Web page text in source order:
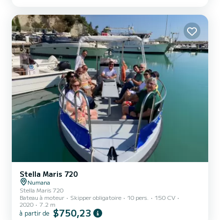
douche. Ce bateau est équipé d'une grand-voile sur enrouleur et
d'un génois sur enrouleur. Il dis...
Stella Maris 720
Numana
Stella Maris 720
Bateau à moteur
Skipper obligatoire 10 pers.
150 CV
2020
7.2 m
à partir de $750,23